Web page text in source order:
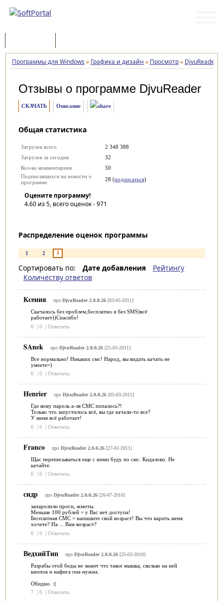
Программы для Windows » Графика и дизайн » Просмотр» DjvuReader
Отзывы о программе DjvuReader
СКАЧАТЬ Описание
Общая статистика
Загрузок всего
2 348 388
Загрузок за сегодня
32
Кол-во комментариев
50
Подписавшихся на новости о
программе
28 (подписаться)
Оцените программу!
4.60из 5, всего оценок -971
Распределение оценок программы
1 2 3
Сортировать по: Дате добавления
Рейтингу
Количеству ответов
Ксения про DjvuReader 2.0.0.26[03-05-2011]
Скачалось без проблем,бесплатно и без SMS)всё
работает))Спасибо!
6
| 6 | Ответить
SAnek про DjvuReader 2.0.0.26[25-03-2011]
Все нормально! Никаких смс! Народ, вы видать качать не
умеете=)
6
| 6 | Ответить
Henrier про DjvuReader 2.0.0.26[05-03-2011]
Где кому пароль а-ля СМС попалось?!
Только что запустилось всё, вы где качали-то все?
У меня всё работает!
6
| 6 | Ответить
Franco про DjvuReader 2.0.0.26[27-02-2011]
Щас переписываться еще с ними буду по смс. Кидалово. Не
качайте.
6
| 6 | Ответить
сидр про DjvuReader 2.0.0.26[26-07-2010]
запаролили проги, жмоты.
Меньше 100 рублей = у Вас нет доступа!
Бесплатная СМС = напишите свой возраст! Вы что варить меня
хочете? На ... Вам возраст?
6
| 6 | Ответить
ВедхийТип про DjvuReader 2.0.0.26[25-03-2010]
Разрабы этой беды не знают что такое мышка, сколько на ней
кнопок и нафига она нужна.
Обидно. :(
7
| 6 | Ответить